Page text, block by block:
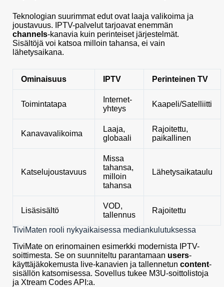
Teknologian suurimmat edut ovat laaja valikoima ja
joustavuus. IPTV-palvelut tarjoavat enemmän
channels-kanavia kuin perinteiset järjestelmät.
Sisältöjä voi katsoa milloin tahansa, ei vain
lähetysaikana.
Ominaisuus IPTV Perinteinen TV
Toimintatapa
Internet-
yhteys
Kaapeli/Satelliitti
Kanavavalikoima
Laaja,
globaali
Rajoitettu,
paikallinen
Katselujoustavuus
Missa
tahansa,
milloin
tahansa
Lähetysaikataulu
Lisäsisältö
VOD,
tallennus
Rajoitettu
TiviMaten rooli nykyaikaisessa mediankulutuksessa
TiviMate on erinomainen esimerkki modernista IPTV-
soittimesta. Se on suunniteltu parantamaan users-
käyttäjäkokemusta live-kanavien ja tallennetun content-
sisällön katsomisessa. Sovellus tukee M3U-soittolistoja
ja Xtream Codes API:a.